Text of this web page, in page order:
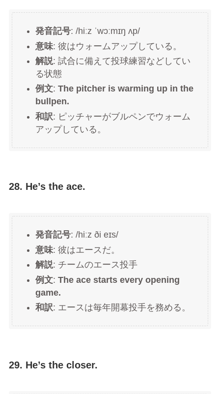
発音記号: /hiːz ˈwɔːmɪŋ ʌp/
意味: 彼はウォームアップしている。
解説: 試合に備えて投球練習などしてい
る状態
例文: The pitcher is warming up in the
bullpen.
和訳: ピッチャーがブルペンでウォーム
アップしている。
28. He’s the ace.
発音記号: /hiːz ði eɪs/
意味: 彼はエースだ。
解説: チームのエース投手
例文: The ace starts every opening
game.
和訳: エースは毎年開幕投手を務める。
29. He’s the closer.